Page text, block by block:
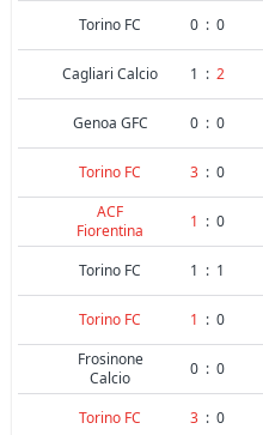
Torino FC 0 : 0
Cagliari Calcio 1 : 2
Genoa GFC 0 : 0
Torino FC 3 : 0
ACF
Fiorentina
1 : 0
Torino FC 1 : 1
Torino FC 1 : 0
Frosinone
Calcio
0 : 0
Torino FC 3 : 0